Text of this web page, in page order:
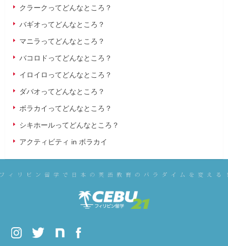
クラークってどんなところ？
バギオってどんなところ？
マニラってどんなところ？
バコロドってどんなところ？
イロイロってどんなところ？
ダバオってどんなところ？
ボラカイってどんなところ？
シキホールってどんなところ？
アクティビティ in ボラカイ